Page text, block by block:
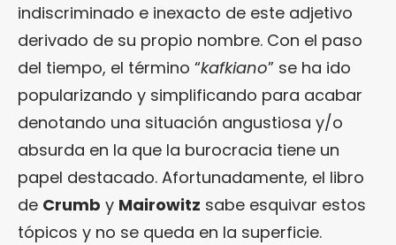
indiscriminado e inexacto de este adjetivo
derivado de su propio nombre. Con el paso
del tiempo, el término “kafkiano” se ha ido
popularizando y simplificando para acabar
denotando una situación angustiosa y/o
absurda en la que la burocracia tiene un
papel destacado. Afortunadamente, el libro
de Crumb y Mairowitz sabe esquivar estos
tópicos y no se queda en la superficie.